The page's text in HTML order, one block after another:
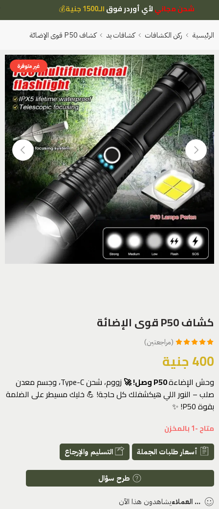
شحن مجانيلأي أوردر فوقالـ1500 جنية 💰
الرئيسية ركن الكشافات كشافات يد كشاف P50 قوى الإضائة
غير متوفرة
كشاف P50 قوى الإضائة
تم التقييم بـ
5.00
من 5
بناءً على تقييم
2
من العملاء
(مراجعتين)
400جنية
وحش الإضاءة
زووم، شحن Type-C، وجسم معدن
صلب – النور اللي هيكشفلك كل حاجة! 💪 خليك مسيطر على الضلمة
بقوة P50! ✨
متاح -1 بالمخزن
أسعار طلبات الجملة التسليم والإرجاع
طرح سؤال
... العملاءيشاهدون هذا الآن